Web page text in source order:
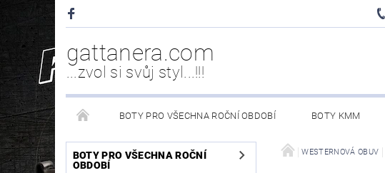
gattanera.com
...zvol si svůj styl...!!!
BOTY PRO VŠECHNA ROČNÍ OBDOBÍ BOTY KMM
NEW ROCK DOPLŇKY/NÁHRADNÍ DÍLY WESTERNOVÁ OBUV
BOTY PRO VŠECHNA ROČNÍ
OBDOBÍ
WESTERNOVÁ OBUV